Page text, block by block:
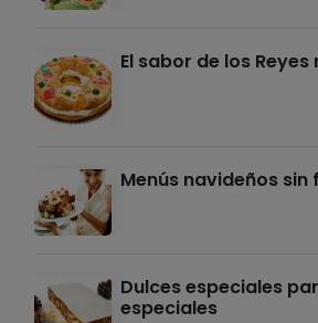
El sabor de los
Menús navideños
Dulces especiales
especiales